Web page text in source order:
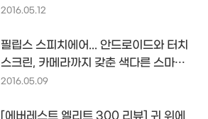
루투스 이어폰...
2016.05.12
필립스 스피치에어... 안드로이드와 터치
스크린, 카메라까지 갖춘 색다른 스마트
보이스 레코더...
2016.05.09
[에버레스트 엘리트 300 리뷰] 귀 위에